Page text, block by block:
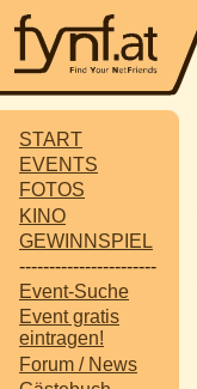
START
EVENTS
FOTOS
KINO
GEWINNSPIEL
-----------------------
Event-Suche
Event gratis
eintragen!
Forum / News